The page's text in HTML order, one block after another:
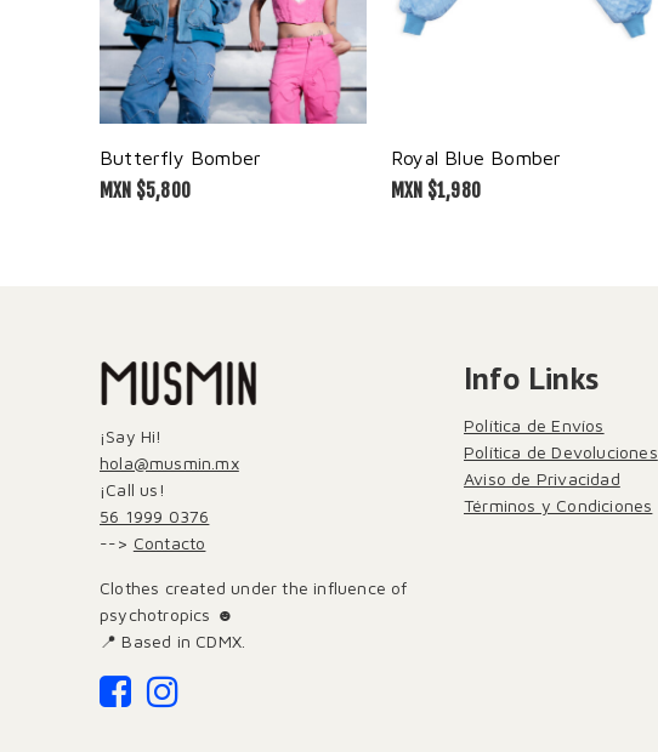
Butterfly Bomber
MXN $5,800
Royal Blue Bomber
MXN $1,980
¡Say Hi!
hola@musmin.mx
¡Call us!
56 1999 0376
--> Contacto
Clothes created under the influence of
psychotropics ☻
📍 Based in CDMX.
Info Links
Política de Envíos
Política de Devoluciones
Aviso de Privacidad
Términos y Condiciones